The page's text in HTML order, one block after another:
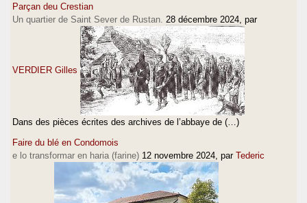
Parçan deu Crestian
Un quartier de Saint Sever de Rustan. 28 décembre 2024 , par
VERDIER Gilles
Dans des pièces écrites des archives de l’abbaye de (…)
Faire du blé en Condomois
e lo transformar en haria (farine) 12 novembre 2024 , par Tederic